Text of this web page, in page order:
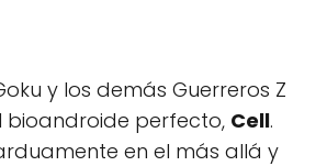
y los demás Guerreros Z
bioandroide perfecto, Cell.
en el más allá y